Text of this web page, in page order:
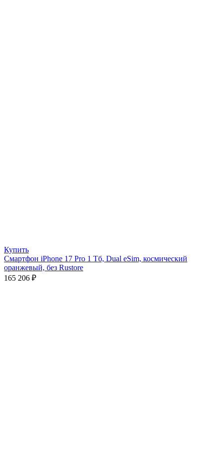
Купить
Смартфон iPhone 17 Pro 1 Тб, Dual eSim, космический
оранжевый, без Rustore
165 206 ₽